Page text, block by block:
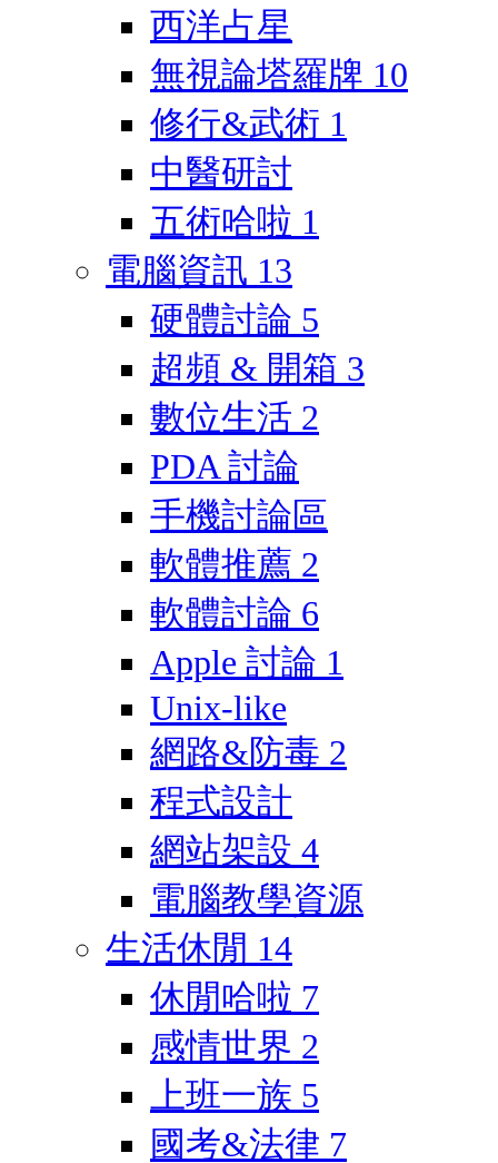
西洋占星
無視論塔羅牌 10
修行&武術 1
中醫研討
五術哈啦 1
電腦資訊 13
硬體討論 5
超頻 & 開箱 3
數位生活 2
PDA 討論
手機討論區
軟體推薦 2
軟體討論 6
Apple 討論 1
Unix-like
網路&防毒 2
程式設計
網站架設 4
電腦教學資源
生活休閒 14
休閒哈啦 7
感情世界 2
上班一族 5
國考&法律 7